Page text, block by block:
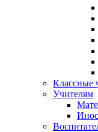
Классные
Учителям